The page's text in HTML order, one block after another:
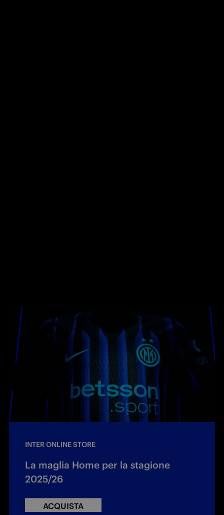
INTER ONLINE STORE
La maglia Home per la stagione
2025/26
ACQUISTA